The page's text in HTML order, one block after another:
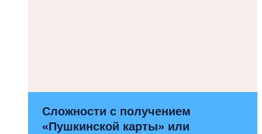
Сложности с получением
«Пушкинской карты» или